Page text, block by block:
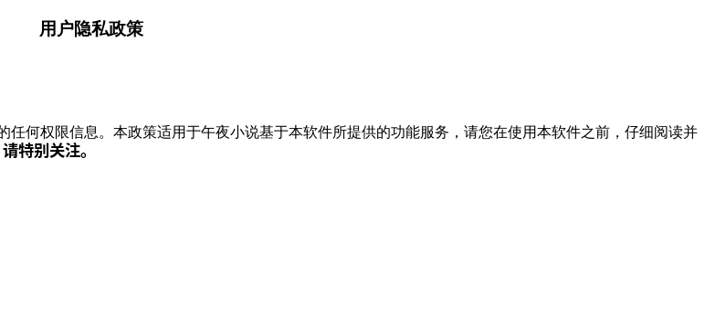
用户隐私政策
何权限信息。本政策适用于午夜小说基于本软件所提供的功能服务，请您在使用本软件之前，仔细阅读并
特别关注。